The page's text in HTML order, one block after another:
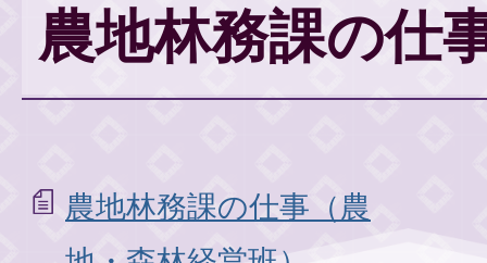
農地林務課の仕
農地林務課の仕事（農